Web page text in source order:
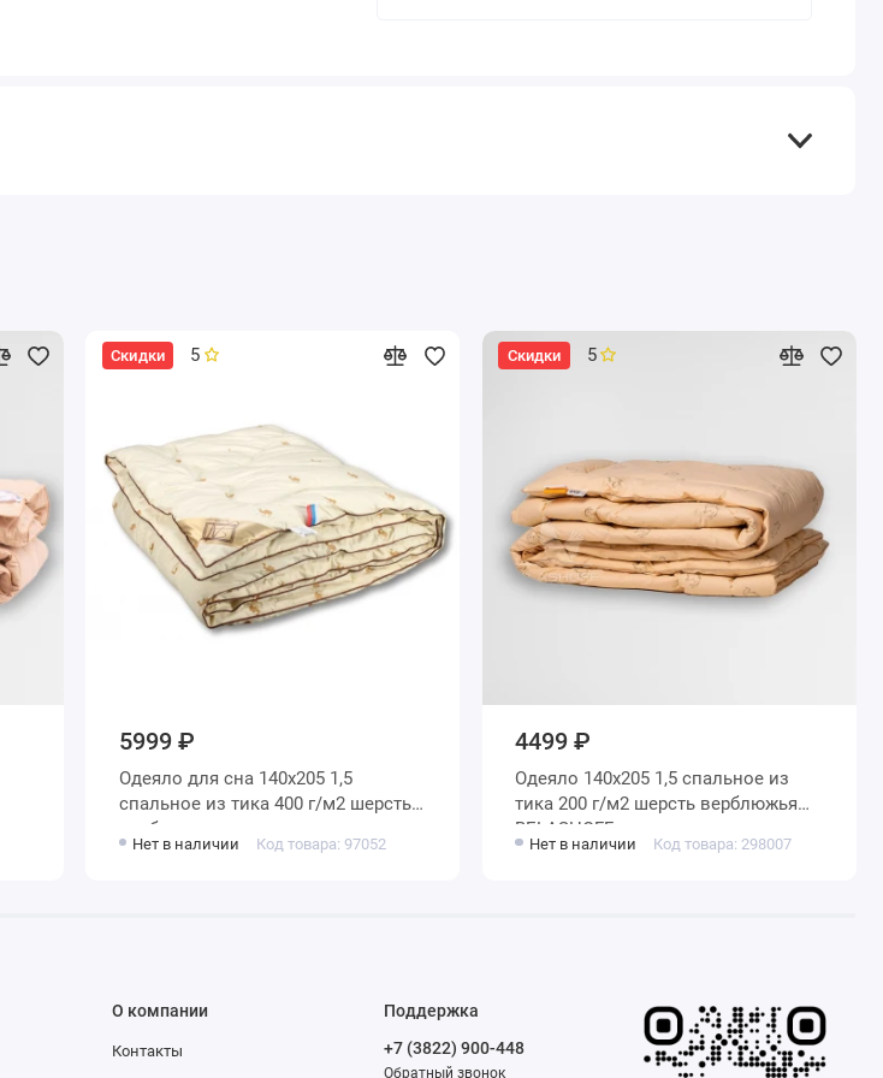
Скидки 5
5999 ₽
Одеяло для сна 140х205 1,5
спальное из тика 400 г/м2 шерсть
верблюжья, силиконизированное
волокно AlViTek
Нет в наличии Код товара: 97052
Скидки 5
4499 ₽
Одеяло 140х205 1,5 спальное из
тика 200 г/м2 шерсть верблюжья
BELASHOFF
Нет в наличии Код товара: 298007
О компании
Контакты
Поддержка
+7 (3822) 900-448
Обратный звонок